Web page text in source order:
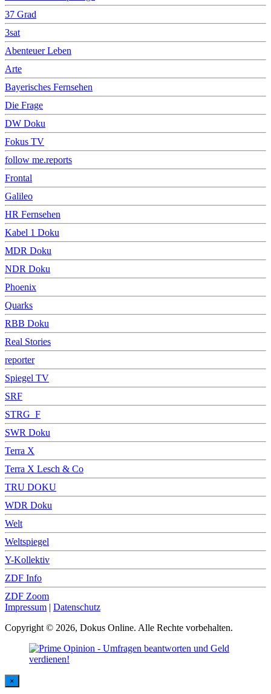
37 Grad
3sat
Abenteuer Leben
Arte
Bayerisches Fernsehen
Die Frage
DW Doku
Fokus TV
follow me.reports
Frontal
Galileo
HR Fernsehen
Kabel 1 Doku
MDR Doku
NDR Doku
Phoenix
Quarks
RBB Doku
Real Stories
reporter
Spiegel TV
SRF
STRG_F
SWR Doku
Terra X
Terra X Lesch & Co
TRU DOKU
WDR Doku
Welt
Weltspiegel
Y-Kollektiv
ZDF Info
ZDF Zoom
Impressum | Datenschutz
Copyright © 2026, Dokus Online. Alle Rechte vorbehalten.
×